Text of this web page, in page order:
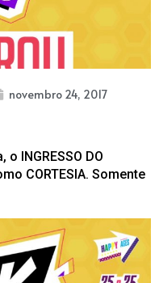
novembro 24, 2017
INGRESSO DO
CORTESIA. Somente